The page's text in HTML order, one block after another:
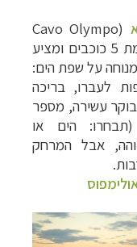
(Cavo Olympo
Luxury Hotel & Spa) מדורג ברמת 5 כוכבים ומציע
על שפת הים:
לעברו, בריכה
עשירה, מספר
הים או
אבל המרחק